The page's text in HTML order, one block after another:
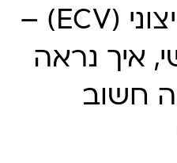
היפוך עובר חיצוני (ECV) –
איך נראה
חשוב